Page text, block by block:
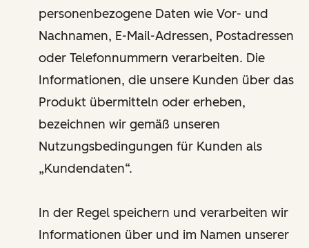
personenbezogene Daten wie Vor- und
Nachnamen, E-Mail-Adressen, Postadressen
oder Telefonnummern verarbeiten. Die
Informationen, die unsere Kunden über das
Produkt übermitteln oder erheben,
bezeichnen wir gemäß unseren
Nutzungsbedingungen für Kunden als
„Kundendaten“.
In der Regel speichern und verarbeiten wir
Informationen über und im Namen unserer